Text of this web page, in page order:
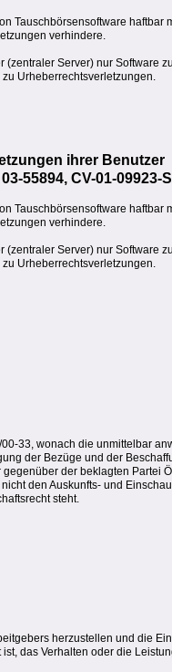
verhindere.
Server) nur Software
Urheberrechtsverletzungen.
ihrer Benutzer
55894, CV-01-09923-
verhindere.
Server) nur Software
Urheberrechtsverletzungen.
33, wonach die unmittelbar
der Bezüge und der
der beklagten Partei
den Auskunfts- und
steht.
herzustellen und die
das Verhalten oder die